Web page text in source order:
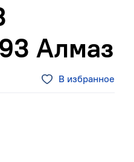
Алмаз
В избранное